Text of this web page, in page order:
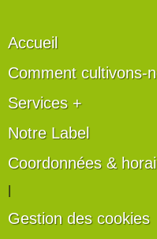
Accueil
Comment cultivons-
Services +
Notre Label
Coordonnées &
Gestion des cookies